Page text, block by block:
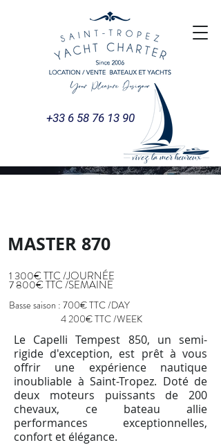
+33 6 58 76 13 90
MASTER 870
1 300€ TTC /JOURNÉE
7 800€ TTC /SEMAINE
Basse saison : 700€ TTC /DAY
4 200€ TTC /WEEK
Le Capelli Tempest 850, un semi-
rigide d'exception, est prêt à vous
offrir une expérience nautique
inoubliable à Saint-Tropez. Doté de
deux moteurs puissants de 200
chevaux, ce bateau allie
performances exceptionnelles,
confort et élégance.